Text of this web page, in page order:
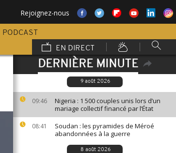
Rejoignez-nous
PODCAST
EN DIRECT
DERNIÈRE MINUTE
9 août 2026
09:46
Nigeria : 1 500 couples unis lors d’un
mariage collectif financé par l’État
08:41
Soudan : les pyramides de Méroé
abandonnées à la guerre
8 août 2026